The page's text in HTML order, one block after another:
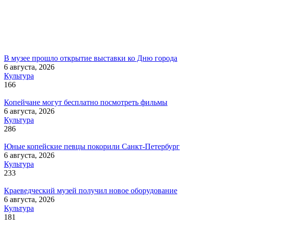
В музее прошло открытие выставки ко Дню города
6 августа, 2026
Культура
166
Копейчане могут бесплатно посмотреть фильмы
6 августа, 2026
Культура
286
Юные копейские певцы покорили Санкт-Петербург
6 августа, 2026
Культура
233
Краеведческий музей получил новое оборудование
6 августа, 2026
Культура
181